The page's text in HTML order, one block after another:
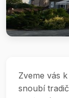
Zveme vás
snoubí